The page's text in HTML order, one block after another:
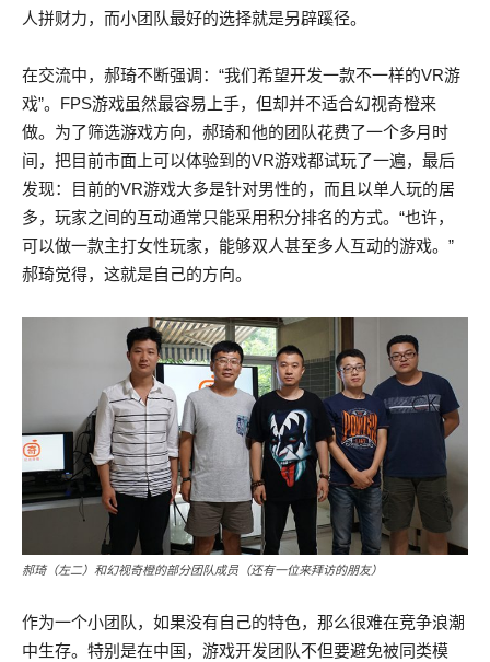
人拼财力，而小团队最好的选择就是另辟蹊径。
在交流中，郝琦不断强调：“我们希望开发一款不一样的VR游
戏”。FPS游戏虽然最容易上手，但却并不适合幻视奇橙来
做。为了筛选游戏方向，郝琦和他的团队花费了一个多月时
间，把目前市面上可以体验到的VR游戏都试玩了一遍，最后
发现：目前的VR游戏大多是针对男性的，而且以单人玩的居
多，玩家之间的互动通常只能采用积分排名的方式。“也许，
可以做一款主打女性玩家，能够双人甚至多人互动的游戏。”
郝琦觉得，这就是自己的方向。
郝琦（左二）和幻视奇橙的部分团队成员（还有一位来拜访的朋友）
作为一个小团队，如果没有自己的特色，那么很难在竞争浪潮
中生存。特别是在中国，游戏开发团队不但要避免被同类模